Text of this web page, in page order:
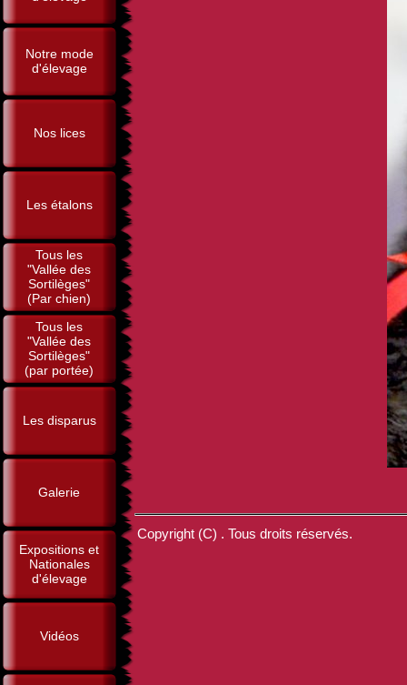
Notre mode
d'élevage
Nos lices
Les étalons
Tous les
"Vallée des
Sortilèges"
(Par chien)
Tous les
"Vallée des
Sortilèges"
(par portée)
Les disparus
Galerie
Expositions et
Nationales
d'élevage
Vidéos
Copyright (C) . Tous droits réservés.